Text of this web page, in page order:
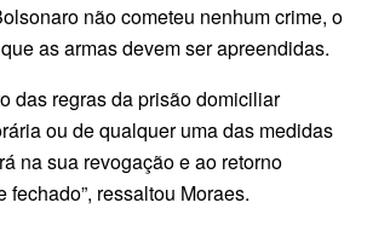
não cometeu nenhum crime, o
as armas devem ser apreendidas.
das regras da prisão domiciliar
ou de qualquer uma das medidas
na sua revogação e ao retorno
fechado”, ressaltou Moraes.